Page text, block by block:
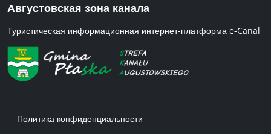
Августовская зона канала
Туристическая информационная интернет-платформа e-Canal
Menu w stopce 1 RU
Политика конфиденциальности